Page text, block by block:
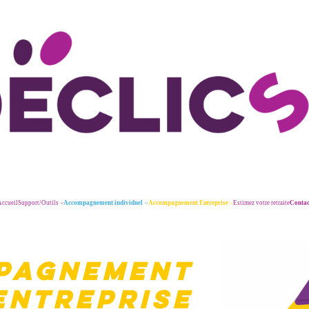
Support/Outils Accompagnement individuel Accompagnement Entreprise Estimez votre retraite